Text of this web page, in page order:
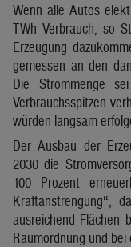
Wenn alle Autos
TWh Verbrauch, so
Erzeugung
gemessen an den
Die Strommenge
Verbrauchsspitzen
würden langsam
Der Ausbau der
2030 die
100 Prozent
Kraftanstrengung“,
ausreichend Flächen
Raumordnung und bei